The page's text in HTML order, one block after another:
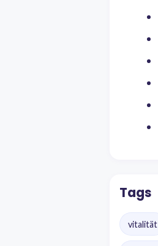
Tags
vitalität